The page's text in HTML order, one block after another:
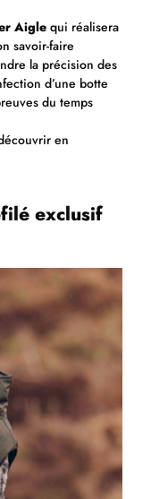
Aigle qui réalisera
savoir-faire
la précision des
d’une botte
du temps
en
exclusif